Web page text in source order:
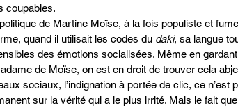
coupables.
de Martine Moïse, à la fois populiste et
quand il utilisait les codes du daki, sa langue
des émotions socialisées. Même en
de Moïse, on est en droit de trouver cela
sociaux, l’indignation à portée de clic, ce n’est
sur la vérité qui a le plus irrité. Mais le fait